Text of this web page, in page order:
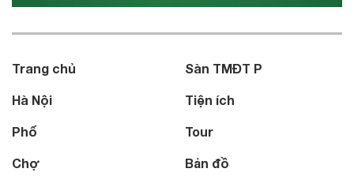
Trang chủ
Hà Nội
Phố
Chợ
Sàn TMĐT P
Tiện ích
Tour
Bản đồ